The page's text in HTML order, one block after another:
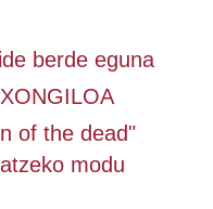
berde eguna
of the dead"
modu